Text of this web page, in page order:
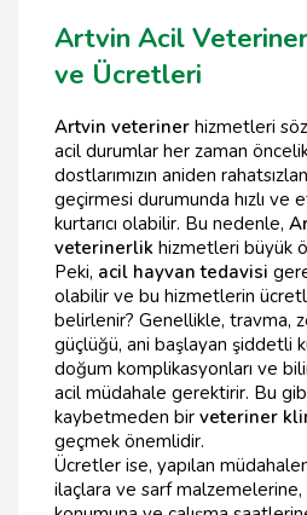
Artvin Acil
ve Ücretleri
Artvin veteriner hizmetleri
acil durumlar her zaman
dostlarımızın aniden
geçirmesi durumunda hızlı ve
kurtarıcı olabilir. Bu nedenle,
veterinerlik hizmetleri büyük
Peki, acil hayvan tedavisi
olabilir ve bu hizmetlerin
belirlenir? Genellikle, travma,
güçlüğü, ani başlayan şiddetli
doğum komplikasyonları ve
acil müdahale gerektirir. Bu
kaybetmeden bir veteriner
geçmek önemlidir.
Ücretler ise, yapılan
ilaçlara ve sarf malzemelerine,